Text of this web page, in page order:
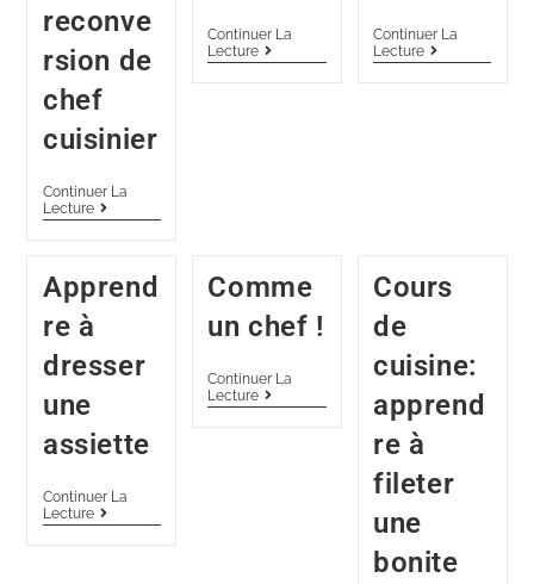
reconve
rsion de
chef
cuisinier
Continuer La
Lecture
Continuer La
Lecture
Continuer La
Lecture
Apprend
re à
dresser
une
assiette
Continuer La
Lecture
Comme
un chef !
Continuer La
Lecture
Cours
de
cuisine:
apprend
re à
fileter
une
bonite